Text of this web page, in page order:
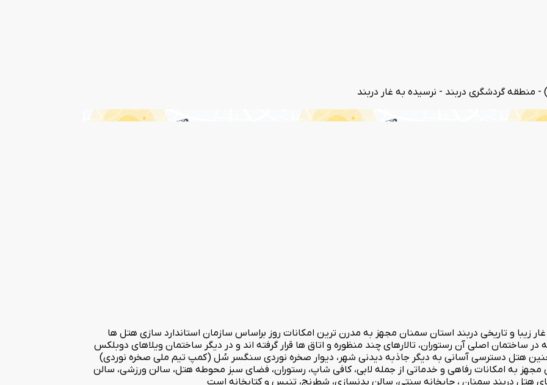
مهدیشهر در نزدیکی غار زیبا و تاریخی دربند استان سمنان مجهز به مدرن ترین امکانات روز براساس سازمان استاندارد سازی هتل ها
اصلی آن رستوران، تالارهای چند منظوره و اتاق ها قرار گرفته اند و در دیگر ساختمان ویلاهای دوبلکس
همچنین هتل دسترسی آسانی به دیگر جاذبه دیدنی شهر، دیوار صخره نوردی سنگسر سُل (کمپ تیم ملی صخره نوردی)
مجهز به امکانات رفاهی و خدماتی از جمله لابی، کافی شاپ، رستوران، فضای سبز محوطه هتل، سالن ورزشی، سالن
هتل دربند سمنان ، چایخانه سنتی، سالن بدنسازی، شطرنج، تنیس و کتابخانه است